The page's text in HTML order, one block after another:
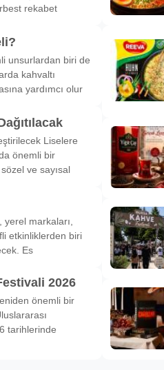
rekabet
unsurlardan biri de
kahvaltı
yardımcı olur
Liselere
önemli bir
ve sayısal
markaları,
etkinliklerden biri
Es
2026
önemli bir
tarihlerinde